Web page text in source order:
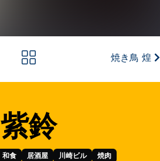
焼き鳥 煌
紫鈴
和食 居酒屋 川崎ビル 焼肉